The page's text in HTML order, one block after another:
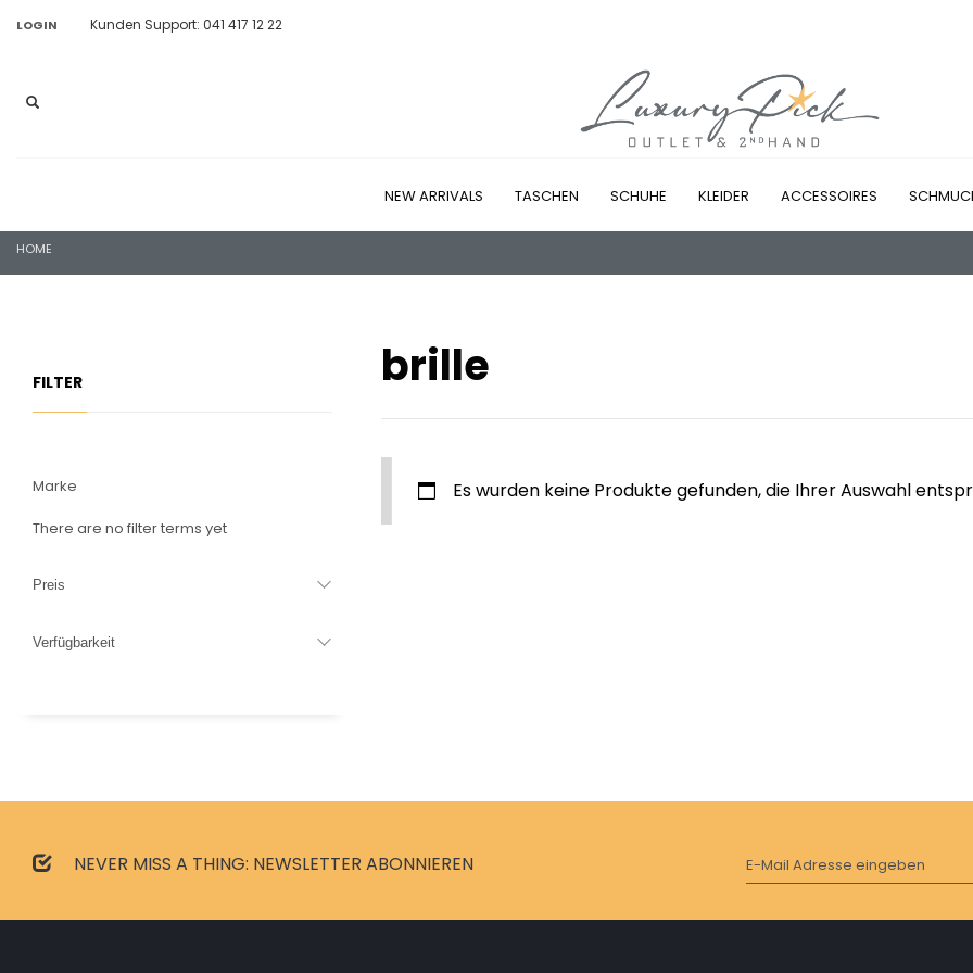
LOGIN Kunden Support: 041 417 12 22
NEW ARRIVALS TASCHEN SCHUHE KLEIDER ACCESSOIRES
HOME
brille
Es wurden keine Produkte gefunden, die Ihrer Auswahl
FILTER
Marke
There are no filter terms yet
Preis
Verfügbarkeit
NEVER MISS A THING: NEWSLETTER ABONNIEREN E-Mail Adresse eingeben